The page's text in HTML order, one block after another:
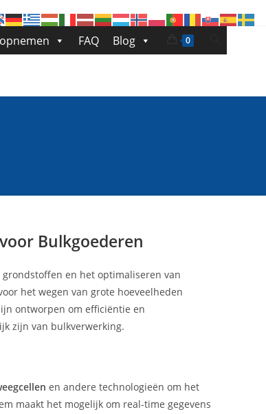
FAQ Blog 0
zoeken
Bulkgoederen
en het optimaliseren van
het wegen van grote hoeveelheden
ontworpen om efficiëntie en
zijn van bulkverwerking.
en andere technologieën om het
maakt het mogelijk om real-time gegevens